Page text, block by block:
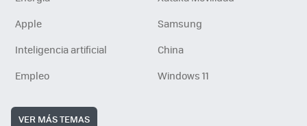
Apple
Samsung
Inteligencia artificial
China
Empleo
Windows 11
VER MÁS TEMAS